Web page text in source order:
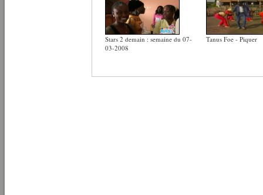
Stars 2 demain : semaine du 07-
03-2008
Tanus Foe - Piquer